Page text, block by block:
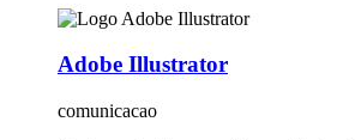
Adobe Illustrator
comunicacao